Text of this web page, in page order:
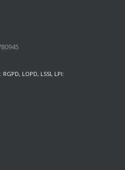
RGPD, LOPD, LSSI, LPI: